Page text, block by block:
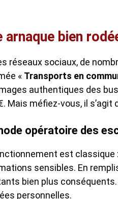
arnaque bien
réseaux sociaux, de
« Transports en
authentiques des
Mais méfiez-vous, il s’agit
opératoire des
est classique
sensibles. En
bien plus
personnelles.